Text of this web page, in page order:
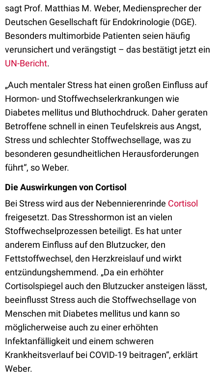
sagt Prof. Matthias M. Weber, Mediensprecher der
Deutschen Gesellschaft für Endokrinologie (DGE).
Besonders multimorbide Patienten seien häufig
verunsichert und verängstigt – das bestätigt jetzt ein
UN-Bericht.
„Auch mentaler Stress hat einen großen Einfluss auf
Hormon- und Stoffwechselerkrankungen wie
Diabetes mellitus und Bluthochdruck. Daher geraten
Betroffene schnell in einen Teufelskreis aus Angst,
Stress und schlechter Stoffwechsellage, was zu
besonderen gesundheitlichen Herausforderungen
führt“, so Weber.
Die Auswirkungen von Cortisol
Bei Stress wird aus der Nebennierenrinde Cortisol
freigesetzt. Das Stresshormon ist an vielen
Stoffwechselprozessen beteiligt. Es hat unter
anderem Einfluss auf den Blutzucker, den
Fettstoffwechsel, den Herzkreislauf und wirkt
entzündungshemmend. „Da ein erhöhter
Cortisolspiegel auch den Blutzucker ansteigen lässt,
beeinflusst Stress auch die Stoffwechsellage von
Menschen mit Diabetes mellitus und kann so
möglicherweise auch zu einer erhöhten
Infektanfälligkeit und einem schweren
Krankheitsverlauf bei COVID-19 beitragen“, erklärt
Weber.